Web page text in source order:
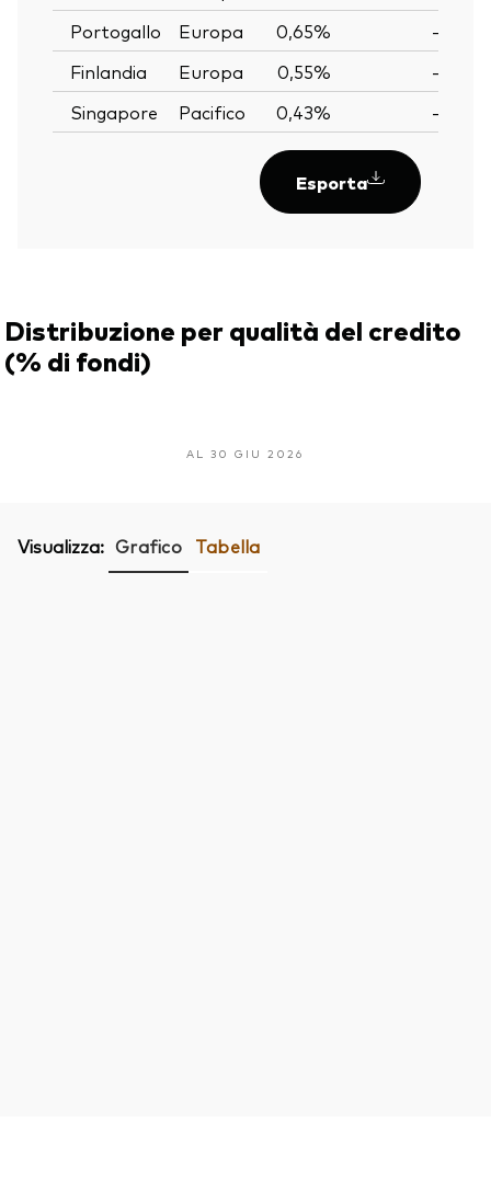
Portogallo
Europa 0,65%
—
Finlandia
Europa 0,55%
—
Singapore
Pacifico 0,43% —
Esporta
Distribuzione per qualità del credito
(% di fondi)
AL 30 GIU 2026
Visualizza: Grafico Tabella